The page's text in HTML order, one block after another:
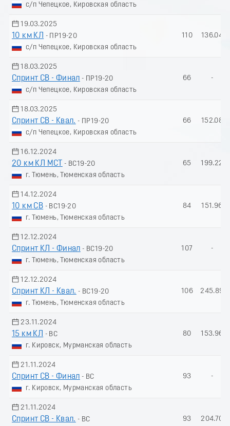
с/п Чепецкое, Кировская область
19.03.2025
10 км КЛ
- ПР19-20
с/п Чепецкое, Кировская область
110 136.04
18.03.2025
Спринт СВ - Финал - ПР19-20
с/п Чепецкое, Кировская область
66 -
18.03.2025
Спринт СВ - Квал. - ПР19-20
с/п Чепецкое, Кировская область
66 152.08
16.12.2024
20 км КЛ МСТ
- ВС19-20
г. Тюмень, Тюменская область
65 199.22
14.12.2024
10 км СВ - ВС19-20
г. Тюмень, Тюменская область
84 151.96
12.12.2024
Спринт КЛ - Финал - ВС19-20
г. Тюмень, Тюменская область
107 -
12.12.2024
Спринт КЛ - Квал. - ВС19-20
г. Тюмень, Тюменская область
106 245.89
23.11.2024
15 км КЛ
- ВС
г. Кировск, Мурманская область
80 153.96
21.11.2024
Спринт СВ - Финал - ВС
г. Кировск, Мурманская область
93 -
21.11.2024
Спринт СВ - Квал. - ВС
93 204.70